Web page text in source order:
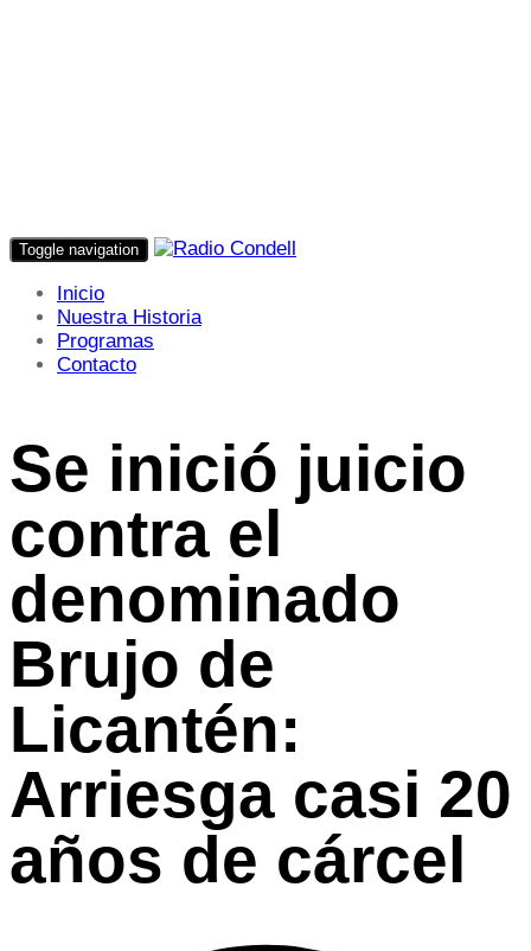
Toggle navigation
Inicio
Nuestra Historia
Programas
Contacto
Se inició juicio
contra el
denominado
Brujo de
Licantén:
Arriesga casi 20
años de cárcel